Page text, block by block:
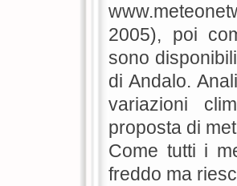
2005), poi
sono
di Andalo.
variazioni
proposta di
Come tutti i
freddo ma